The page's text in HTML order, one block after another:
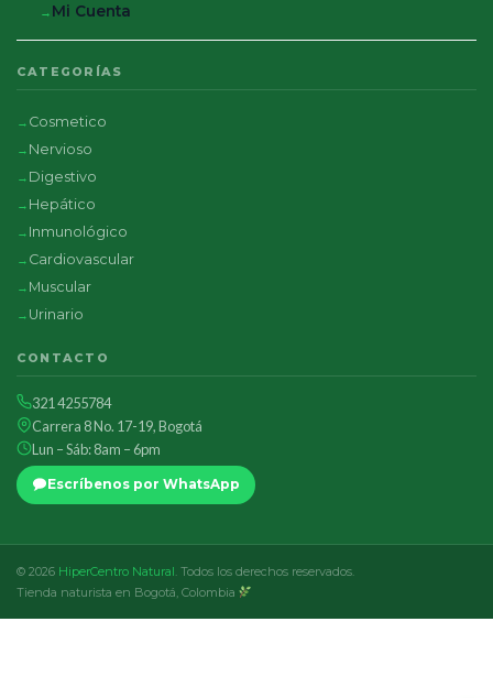
Mi Cuenta
CATEGORÍAS
Cosmetico
Nervioso
Digestivo
Hepático
Inmunológico
Cardiovascular
Muscular
Urinario
CONTACTO
321 4255784
Carrera 8 No. 17-19, Bogotá
Lun – Sáb: 8am – 6pm
Escríbenos por WhatsApp
© 2026 HiperCentro Natural . Todos los derechos reservados.
Tienda naturista en Bogotá, Colombia